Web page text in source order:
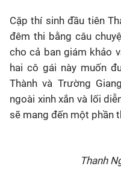
Cặp thí sinh đầu tiên
đêm thi bằng câu
cho cả ban giám khảo
hai cô gái này muốn
Thành và Trường
ngoài xinh xắn và lối
sẽ mang đến một phần
Thanh